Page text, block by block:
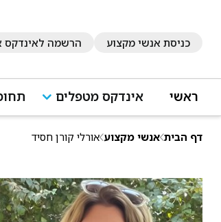
כניסת אנשי מקצוע הרשמה לאינדקס
ראשי אינדקס מטפלים
דף הבית אנשי מקצוע אורלי קורן חסיד